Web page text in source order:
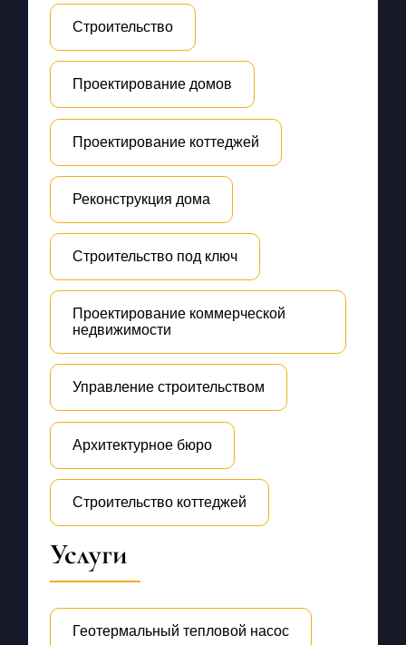
Строительство
Проектирование домов
Проектирование коттеджей
Реконструкция дома
Строительство под ключ
Проектирование коммерческой
недвижимости
Управление строительством
Архитектурное бюро
Строительство коттеджей
Услуги
Геотермальный тепловой насос